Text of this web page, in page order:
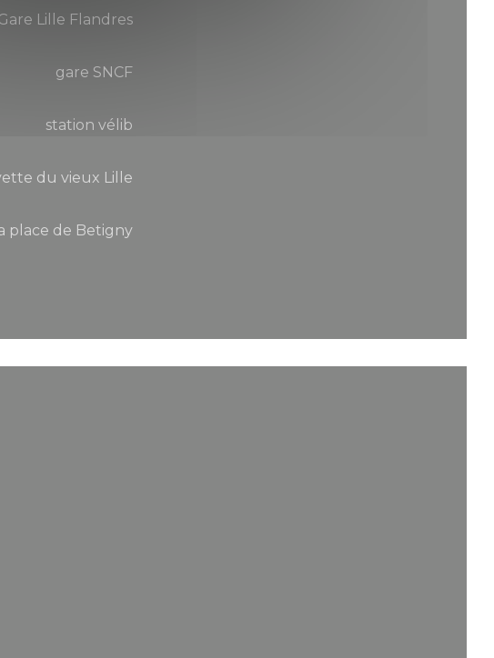
Lille Flandres
gare SNCF
station vélib
du vieux Lille
place de Betigny
nuova finestra))
una nuova finestra))